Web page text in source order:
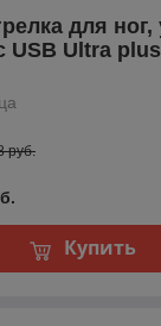
для ног,
USB Ultra
руб.
Купить